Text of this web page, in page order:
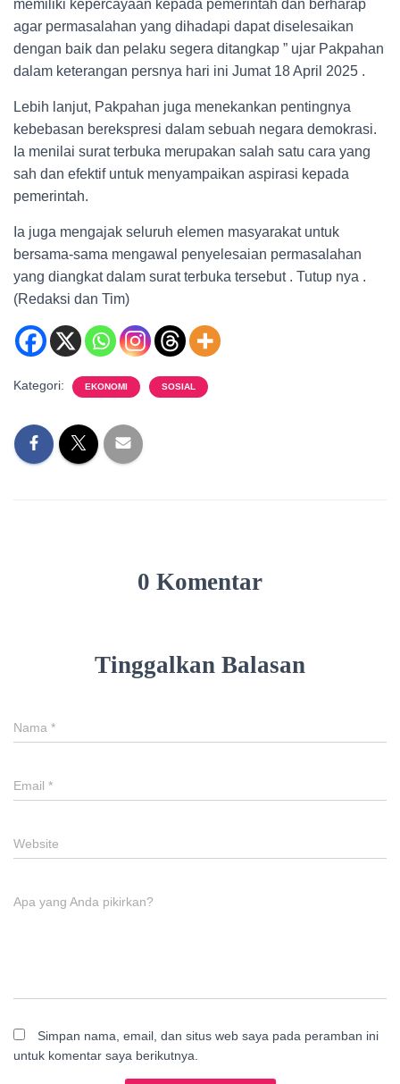
memiliki kepercayaan kepada pemerintah dan berharap
agar permasalahan yang dihadapi dapat diselesaikan
dengan baik dan pelaku segera ditangkap ” ujar Pakpahan
dalam keterangan persnya hari ini Jumat 18 April 2025 .
Lebih lanjut, Pakpahan juga menekankan pentingnya
kebebasan berekspresi dalam sebuah negara demokrasi.
Ia menilai surat terbuka merupakan salah satu cara yang
sah dan efektif untuk menyampaikan aspirasi kepada
pemerintah.
Ia juga mengajak seluruh elemen masyarakat untuk
bersama-sama mengawal penyelesaian permasalahan
yang diangkat dalam surat terbuka tersebut . Tutup nya .
(Redaksi dan Tim)
Kategori: EKONOMI SOSIAL
0 Komentar
Tinggalkan Balasan
Nama *
Email *
Website
Apa yang Anda pikirkan?
Simpan nama, email, dan situs web saya pada peramban ini
untuk komentar saya berikutnya.